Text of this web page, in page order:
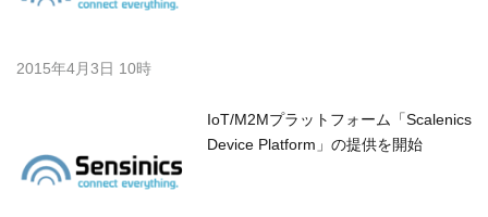
2015年4月3日 10時
IoT/M2Mプラットフォーム「Scalenics
Device Platform」の提供を開始